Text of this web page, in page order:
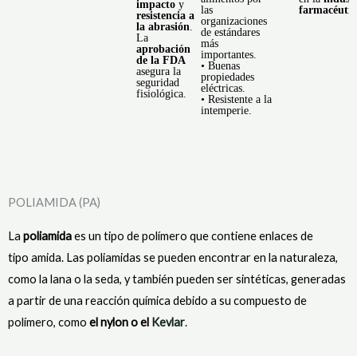
impacto y
resistencia a
la abrasión
La
aprobación
de la FDA
asegura la
seguridad
fisiológica.
las
organizaciones
de estándares
más
importantes.
• Buenas
propiedades
eléctricas.
• Resistente a la
intemperie.
POLIAMIDA (PA)
La poliamidaes un tipo de polímero que contiene enlaces de
tipo amida. Las poliamidas se pueden encontrar en la naturaleza,
como la lana o la seda, y también pueden ser sintéticas, generadas
a partir de una reacción química debido a su compuesto de
polímero, como el nylon o el Kevlar.